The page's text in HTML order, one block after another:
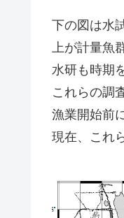
下の図は水
上が計量魚
水研も時期
これらの調
漁業開始前
現在、これ